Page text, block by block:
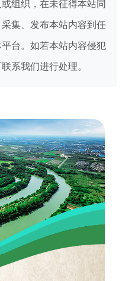
组织，在未征得本站同
集、发布本站内容到任
台。如若本站内容侵犯
系我们进行处理。